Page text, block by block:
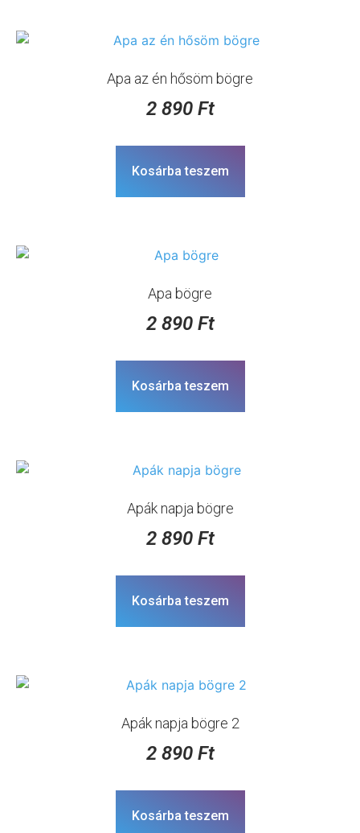
Apa az én hősöm bögre
2 890 Ft
Kosárba teszem
Apa bögre
2 890 Ft
Kosárba teszem
Apák napja bögre
2 890 Ft
Kosárba teszem
Apák napja bögre 2
2 890 Ft
Kosárba teszem